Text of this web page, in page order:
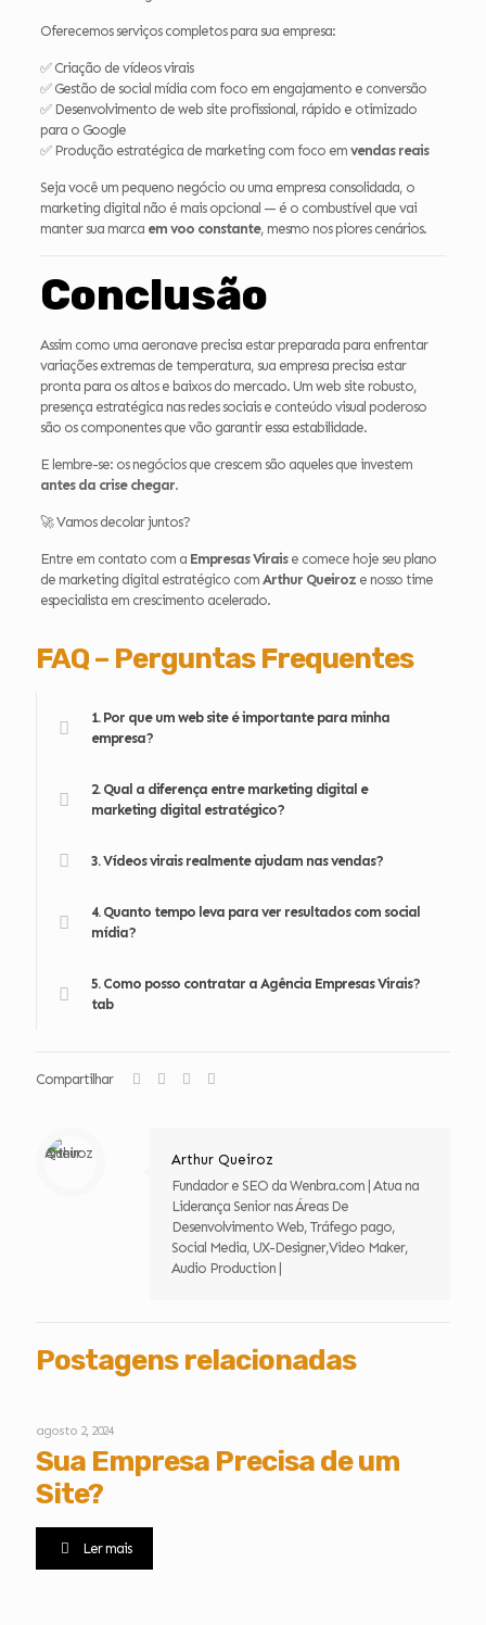
Oferecemos serviços completos para sua empresa:
✅ Criação de vídeos virais
✅ Gestão de social mídia com foco em engajamento e conversão
✅ Desenvolvimento de web site profissional, rápido e otimizado
para o Google
✅ Produção estratégica de marketing com foco em vendas reais
Seja você um pequeno negócio ou uma empresa consolidada, o
marketing digital não é mais opcional — é o combustível que vai
manter sua marca em voo constante, mesmo nos piores cenários.
Conclusão
Assim como uma aeronave precisa estar preparada para enfrentar
variações extremas de temperatura, sua empresa precisa estar
pronta para os altos e baixos do mercado. Um web site robusto,
presença estratégica nas redes sociais e conteúdo visual poderoso
são os componentes que vão garantir essa estabilidade.
E lembre-se: os negócios que crescem são aqueles que investem
antes da crise chegar.
🚀 Vamos decolar juntos?
Entre em contato com a Empresas Viraise comece hoje seu plano
de marketing digital estratégico com Arthur Queiroze nosso time
especialista em crescimento acelerado.
FAQ – Perguntas Frequentes
1. Por que um web site é importante para minha
empresa?
2. Qual a diferença entre marketing digital e
marketing digital estratégico?
3. Vídeos virais realmente ajudam nas vendas?
4. Quanto tempo leva para ver resultados com social
mídia?
5. Como posso contratar a Agência Empresas Virais?
tab
Compartilhar
Arthur Queiroz
Fundador e SEO da Wenbra.com | Atua na
Liderança Senior nas Áreas De
Desenvolvimento Web, Tráfego pago,
Social Media, UX-Designer,Video Maker,
Audio Production |
Postagens relacionadas
agosto 2, 2024
Sua Empresa Precisa de um
Site?
Ler mais